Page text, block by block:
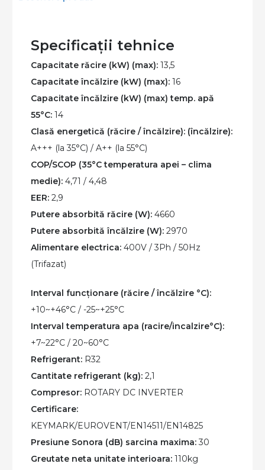
tipSpecificații tehnice
Capacitate răcire (kW) (max): 13,5
Capacitate încălzire (kW) (max): 16
Capacitate încălzire (kW) (max) temp. apă
55°C: 14
Clasă energetică (răcire / încălzire): (încălzire):
A+++ (la 35°C) / A++ (la 55°C)
COP/SCOP (35°C temperatura apei – clima
medie): 4,71 / 4,48
EER: 2,9
Putere absorbită răcire (W): 4660
Putere absorbită încălzire (W): 2970
Alimentare electrica: 400V / 3Ph / 50Hz
(Trifazat)
Interval funcționare (răcire / încălzire °C):
+10~+46°C / -25~+25°C
Interval temperatura apa (racire/incalzire°C):
+7~22°C / 20~60°C​
Refrigerant: R32
Cantitate refrigerant (kg): 2,1
Compresor: ROTARY DC INVERTER
Certificare:
KEYMARK/EUROVENT/EN14511/EN14825
Presiune Sonora (dB) sarcina maxima:30
Greutate neta unitate interioara: 110kg